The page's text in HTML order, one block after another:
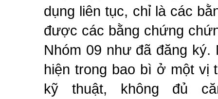
dụng liên tục, chỉ là các
được các bằng chứng
Nhóm 09 như đã đăng
hiện trong bao bì ở một vị
kỹ thuật, không đủ